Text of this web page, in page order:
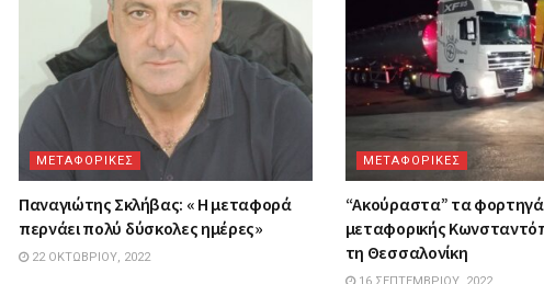
ΜΕΤΑΦΟΡΙΚΕΣ
Παναγιώτης Σκλήβας: « Η μεταφορά
περνάει πολύ δύσκολες ημέρες»
22 ΟΚΤΩΒΡΊΟΥ, 2022
ΜΕΤΑΦΟΡΙΚΕΣ
“Ακούραστα” τα
μεταφορικής
τη Θεσσαλονίκη